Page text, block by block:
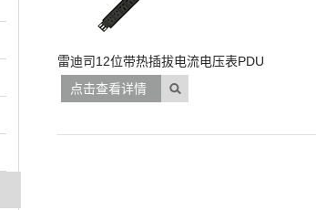
雷迪司12位带热插拔电流电压表PDU
点击查看详情